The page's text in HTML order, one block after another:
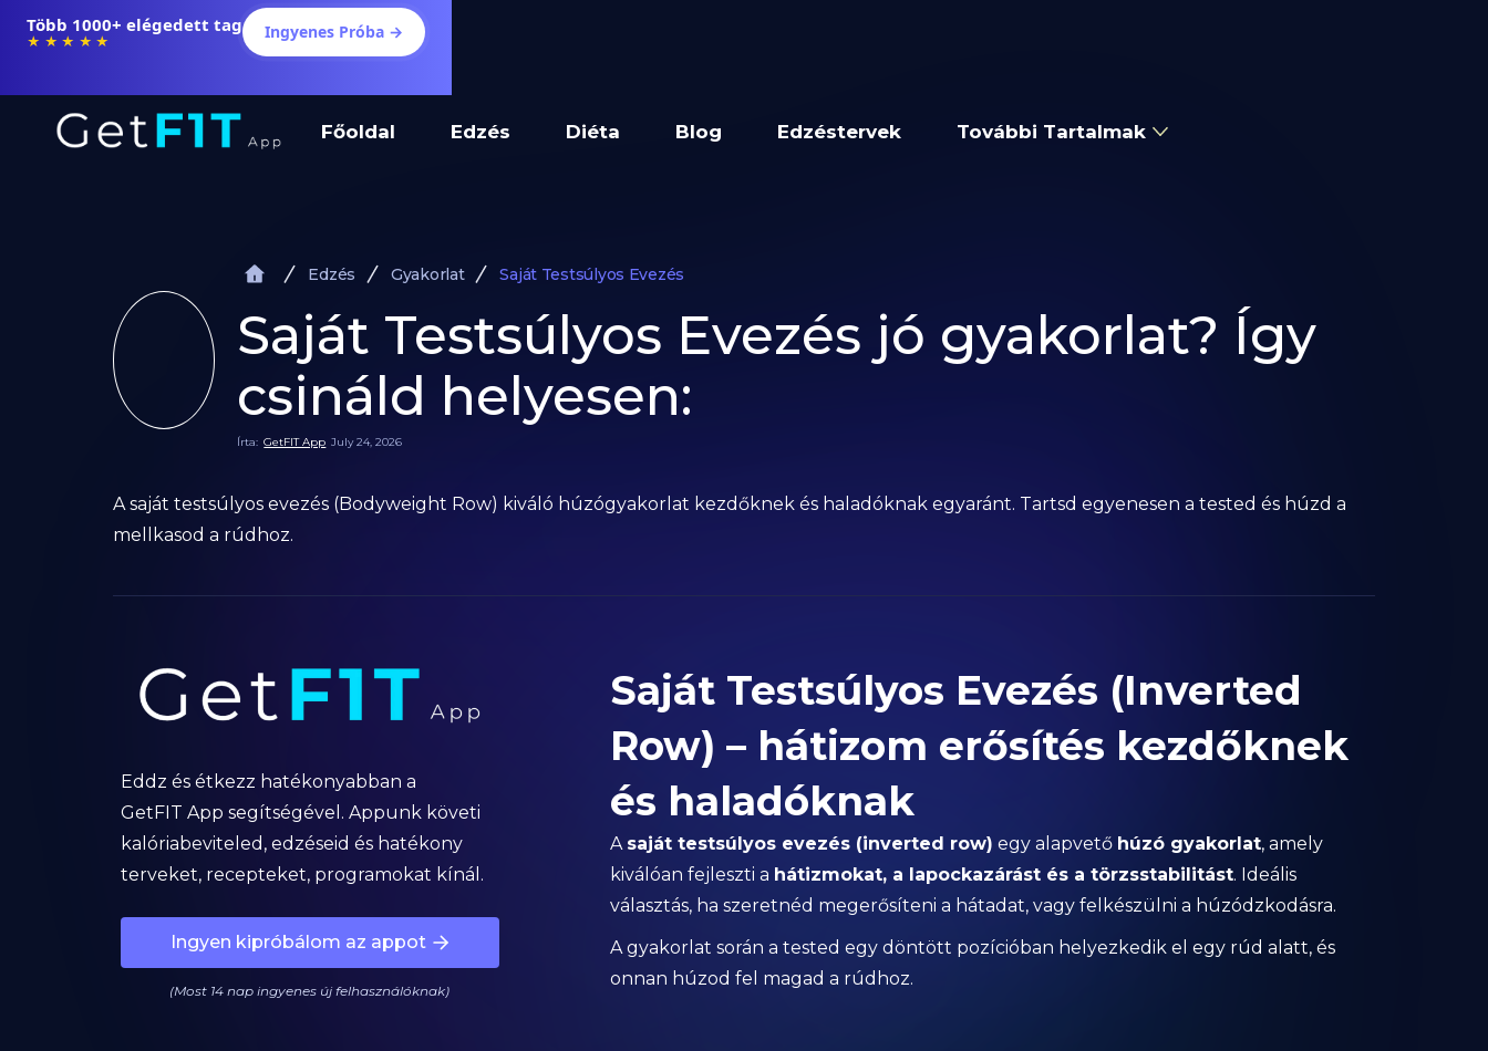
Több 1000+ elégedett tag
★★★★★ Ingyenes Próba →
Főoldal Edzés Diéta Blog Edzéstervek További Tartalmak
Edzés Gyakorlat Saját Testsúlyos Evezés
Saját Testsúlyos Evezés jó gyakorlat? Így
csináld helyesen:
Írta: GetFIT App July 24, 2026
A saját testsúlyos evezés (Bodyweight Row) kiváló húzógyakorlat kezdőknek és haladóknak egyaránt. Tartsd egyenesen a tested és húzd a
mellkasod a rúdhoz.
Eddz és étkezz hatékonyabban a
GetFIT App segítségével. Appunk követi
kalóriabeviteled, edzéseid és hatékony
terveket, recepteket, programokat kínál.
Ingyen kipróbálom az appot
(Most 14 nap ingyenes új felhasználóknak)
Saját Testsúlyos Evezés (Inverted
Row) – hátizom erősítés kezdőknek
és haladóknak
A saját testsúlyos evezés (inverted row) egy alapvető húzó gyakorlat, amely
kiválóan fejleszti a hátizmokat, a lapockazárást és a törzsstabilitást. Ideális
választás, ha szeretnéd megerősíteni a hátadat, vagy felkészülni a húzódzkodásra.
A gyakorlat során a tested egy döntött pozícióban helyezkedik el egy rúd alatt, és
onnan húzod fel magad a rúdhoz.